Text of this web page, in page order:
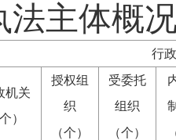
法主体概
行
机关
）
授权组
织
（个）
受委托
组织
（个）